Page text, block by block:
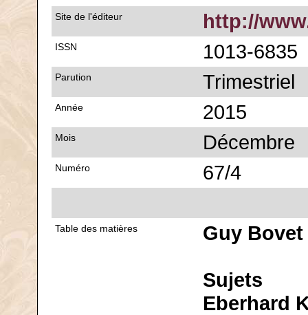
Site de l'éditeur http://
ISSN 1013-6835
Parution Trimestriel
Année 2015
Mois Décembre
Numéro 67/4
Table des matières Guy Bovet
Sujets
Eberhard